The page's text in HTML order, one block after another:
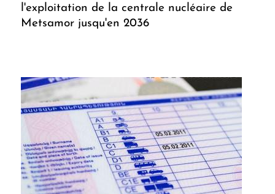
l'exploitation de la centrale nucléaire de
Metsamor jusqu'en 2036